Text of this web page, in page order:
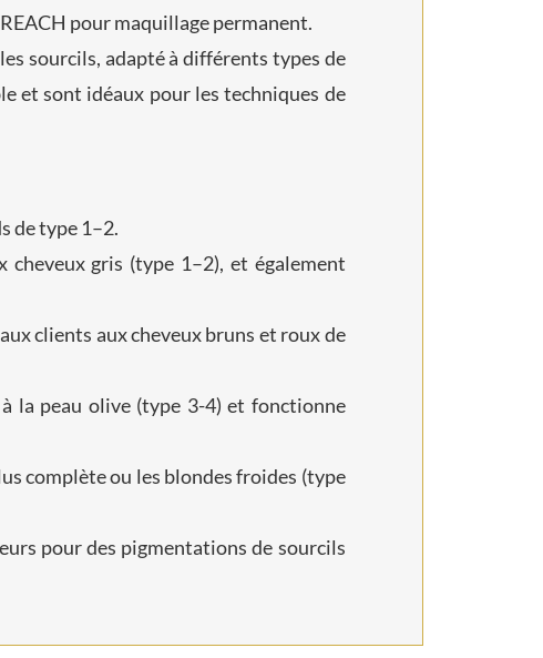
pour maquillage permanent.
sourcils, adapté à différents types de
et sont idéaux pour les techniques de
de type 1–2.
gris (type 1–2), et également
clients aux cheveux bruns et roux de
la peau olive (type 3-4) et fonctionne
complète ou les blondes froides (type
pour des pigmentations de sourcils